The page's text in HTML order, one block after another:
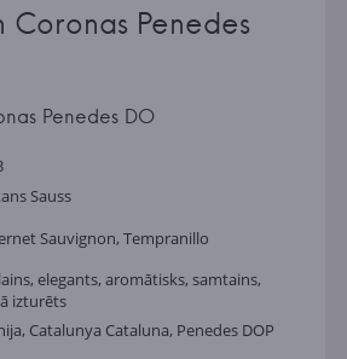
Coronas Penedes
Penedes DO
Sauss
Sauvignon, Tempranillo
elegants, aromātisks, samtains,
izturēts
Catalunya Cataluna, Penedes DOP